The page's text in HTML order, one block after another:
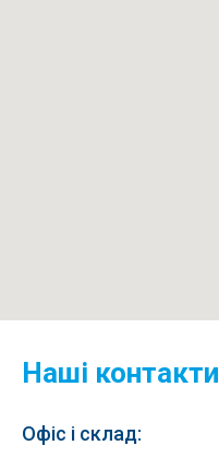
Наші контакти
Офіс і склад: